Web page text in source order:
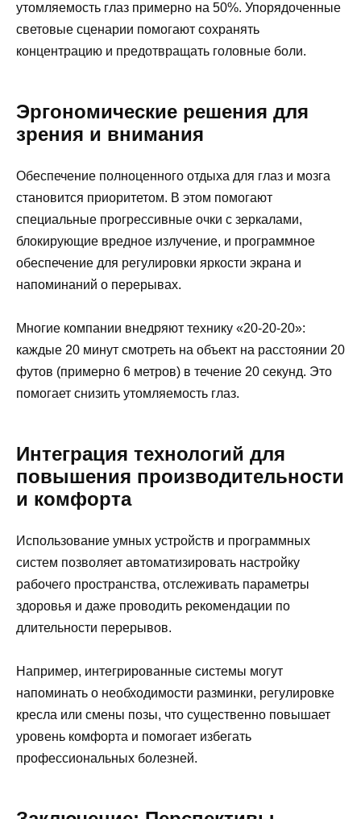
утомляемость глаз примерно на 50%. Упорядоченные
световые сценарии помогают сохранять
концентрацию и предотвращать головные боли.
Эргономические решения для
зрения и внимания
Обеспечение полноценного отдыха для глаз и мозга
становится приоритетом. В этом помогают
специальные прогрессивные очки с зеркалами,
блокирующие вредное излучение, и программное
обеспечение для регулировки яркости экрана и
напоминаний о перерывах.
Многие компании внедряют технику «20-20-20»:
каждые 20 минут смотреть на объект на расстоянии 20
футов (примерно 6 метров) в течение 20 секунд. Это
помогает снизить утомляемость глаз.
Интеграция технологий для
повышения производительности
и комфорта
Использование умных устройств и программных
систем позволяет автоматизировать настройку
рабочего пространства, отслеживать параметры
здоровья и даже проводить рекомендации по
длительности перерывов.
Например, интегрированные системы могут
напоминать о необходимости разминки, регулировке
кресла или смены позы, что существенно повышает
уровень комфорта и помогает избегать
профессиональных болезней.